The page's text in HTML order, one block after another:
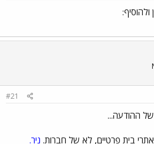
ולהוסיף:
#21
ההודעה...
בית פרטיים, לא של חברות. ניר.